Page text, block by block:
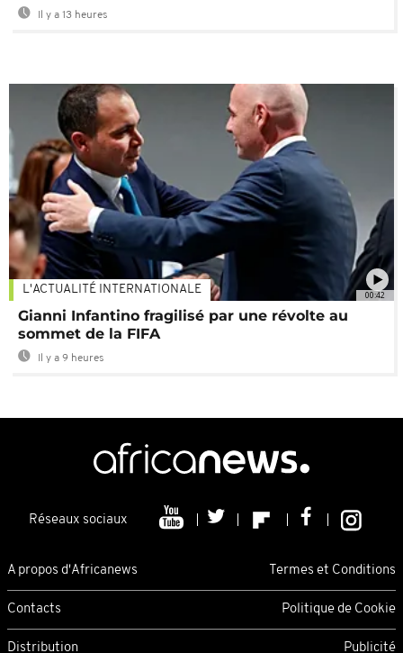
Il y a 13 heures
00:42
L'ACTUALITÉ INTERNATIONALE
Gianni Infantino fragilisé par une révolte au
sommet de la FIFA
Il y a 9 heures
Réseaux sociaux
A propos d'Africanews Termes et Conditions
Contacts Politique de Cookie
Distribution Publicité